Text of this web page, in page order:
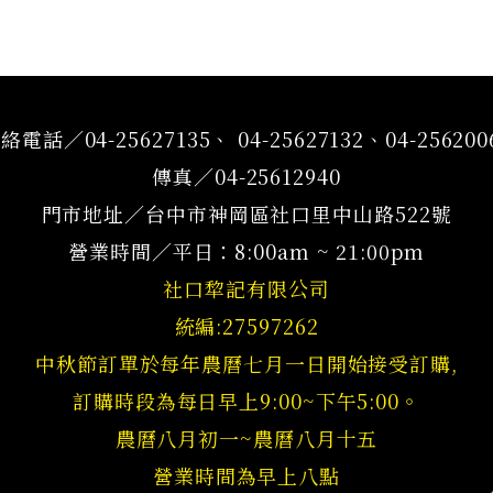
電話／04-25627135、 04-25627132、04-
傳真／04-25612940
門市地址／台中市神岡區社口里中山路522號
營業時間／平日：8:00am ~ 21:00pm
社口犂記有限公司
統編:27597262
中秋節訂單於每年農曆七月一日開始接受訂購,
訂購時段為每日早上9:00~下午5:00。
農曆八月初一~農曆八月十五
營業時間為早上八點